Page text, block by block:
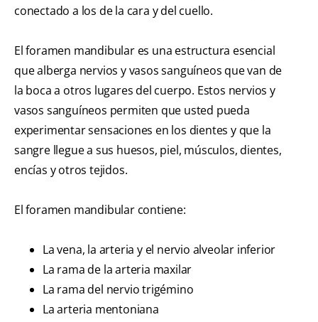
conectado a los de la cara y del cuello.
El foramen mandibular es una estructura esencial
que alberga nervios y vasos sanguíneos que van de
la boca a otros lugares del cuerpo. Estos nervios y
vasos sanguíneos permiten que usted pueda
experimentar sensaciones en los dientes y que la
sangre llegue a sus huesos, piel, músculos, dientes,
encías y otros tejidos.
El foramen mandibular contiene:
La vena, la arteria y el nervio alveolar inferior
La rama de la arteria maxilar
La rama del nervio trigémino
La arteria mentoniana